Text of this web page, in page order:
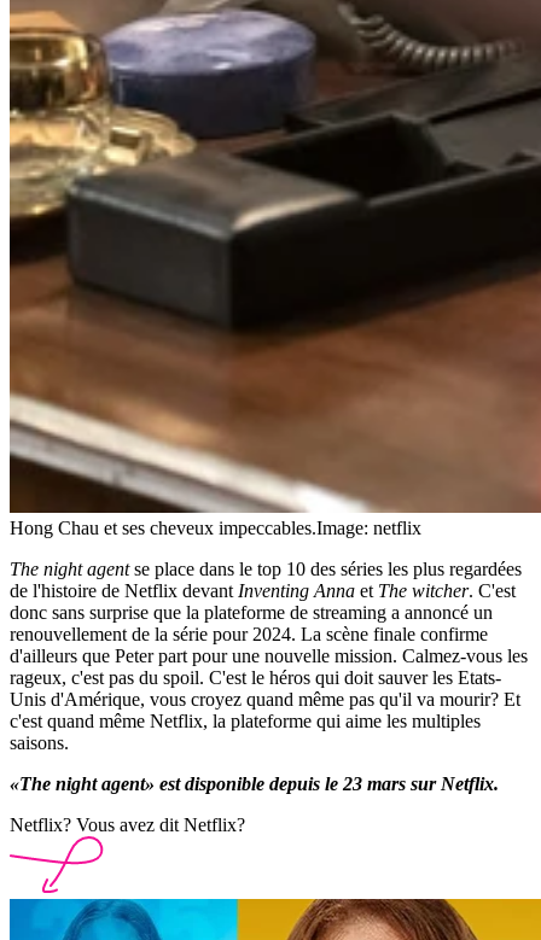
Hong Chau et ses cheveux impeccables.Image: netflix
The night agentse place dans le top 10 des séries les plus regardées
de l'histoire de Netflix devant Inventing Anna et The witcher. C'est
donc sans surprise que la plateforme de streaming a annoncé un
renouvellement de la série pour 2024. La scène finale confirme
d'ailleurs que Peter part pour une nouvelle mission. Calmez-vous les
rageux, c'est pas du spoil. C'est le héros qui doit sauver les Etats-
Unis d'Amérique, vous croyez quand même pas qu'il va mourir? Et
c'est quand même Netflix, la plateforme qui aime les multiples
saisons.
«The night agent» est disponible depuis le 23 mars sur Netflix.
Netflix? Vous avez dit Netflix?